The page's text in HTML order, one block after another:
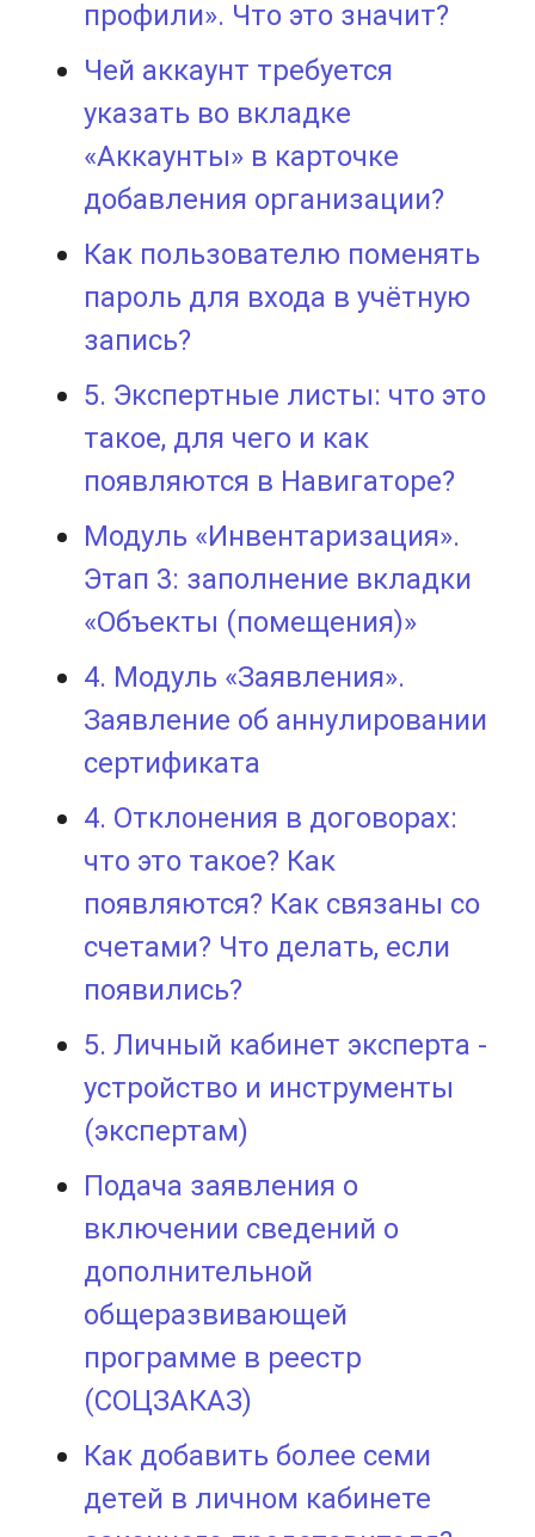
профили». Что это значит?
Чей аккаунт требуется
указать во вкладке
«Аккаунты» в карточке
добавления организации?
Как пользователю поменять
пароль для входа в учётную
запись?
5. Экспертные листы: что это
такое, для чего и как
появляются в Навигаторе?
Модуль «Инвентаризация».
Этап 3: заполнение вкладки
«Объекты (помещения)»
4. Модуль «Заявления».
Заявление об аннулировании
сертификата
4. Отклонения в договорах:
что это такое? Как
появляются? Как связаны со
счетами? Что делать, если
появились?
5. Личный кабинет эксперта -
устройство и инструменты
(экспертам)
Подача заявления о
включении сведений о
дополнительной
общеразвивающей
программе в реестр
(СОЦЗАКАЗ)
Как добавить более семи
детей в личном кабинете